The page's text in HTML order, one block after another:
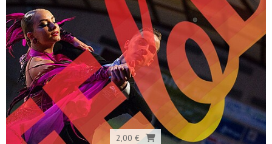
2,00 €